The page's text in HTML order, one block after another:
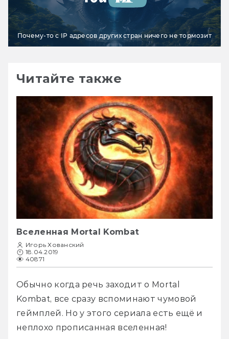
Почему-то с IP адресов других стран ничего не тормозит
Читайте также
Вселенная Mortal Kombat
Игорь Хованский
18.04.2019
40871
Обычно когда речь заходит о Mortal
Kombat, все сразу вспоминают чумовой
геймплей. Но у этого сериала есть ещё и
неплохо прописанная вселенная!